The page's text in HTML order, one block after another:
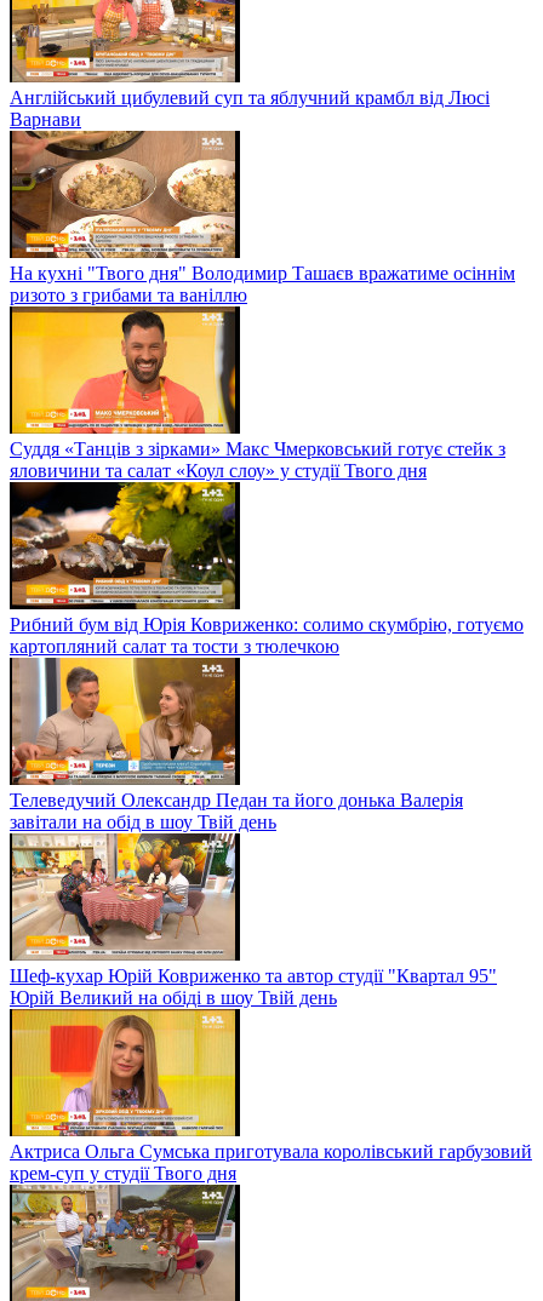
Англійський цибулевий суп та яблучний крамбл від Люсі
Варнави
На кухні "Твого дня" Володимир Ташаєв вражатиме осіннім
ризото з грибами та ваніллю
Суддя «Танців з зірками» Макс Чмерковський готує стейк з
яловичини та салат «Коул слоу» у студії Твого дня
Рибний бум від Юрія Ковриженко: солимо скумбрію, готуємо
картопляний салат та тости з тюлечкою
Телеведучий Олександр Педан та його донька Валерія
завітали на обід в шоу Твій день
Шеф-кухар Юрій Ковриженко та автор студії "Квартал 95"
Юрій Великий на обіді в шоу Твій день
Актриса Ольга Сумська приготувала королівський гарбузовий
крем-суп у студії Твого дня